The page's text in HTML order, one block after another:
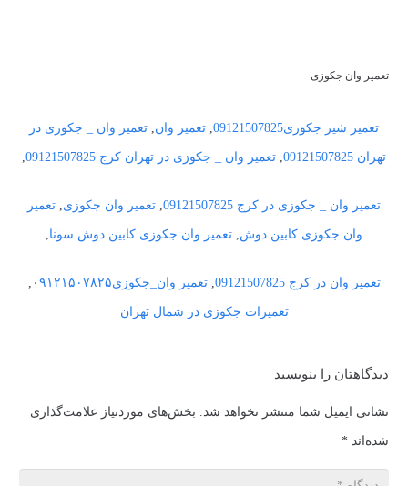
تعمیر وان جکوزی
تعمیر شیر جکوزی09121507825 تعمیر وان تعمیر وان _ جکوزی در
تهران 09121507825 تعمیر وان _ جکوزی در تهران کرج 09121507825
تعمیر وان _ جکوزی در کرج 09121507825 تعمیر وان جکوزی تعمیر
وان جکوزی کابین دوش تعمیر وان جکوزی کابین دوش سونا
تعمیر وان در کرج 09121507825 ,تعمیر وان_جکوزی۰۹۱۲۱۵۰۷۸۲۵
تعمیرات جکوزی در شمال تهران
دیدگاهتان را بنویسید
نشانی ایمیل شما منتشر نخواهد شد. بخش‌های موردنیاز علامت‌گذاری
شده‌اند *